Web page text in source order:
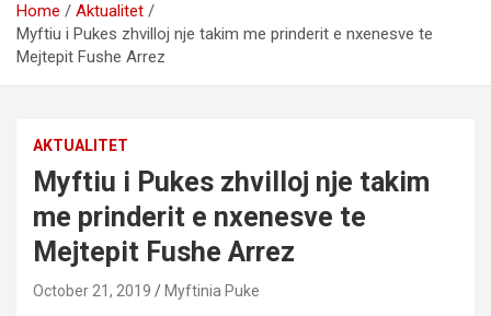
Home
Aktualitet
Myftiu i Pukes zhvilloj nje takim me prinderit e nxenesve te
Mejtepit Fushe Arrez
AKTUALITET
Myftiu i Pukes zhvilloj nje takim
me prinderit e nxenesve te
Mejtepit Fushe Arrez
October 21, 2019 Myftinia Puke